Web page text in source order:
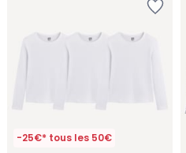
-25€* tous les 50€